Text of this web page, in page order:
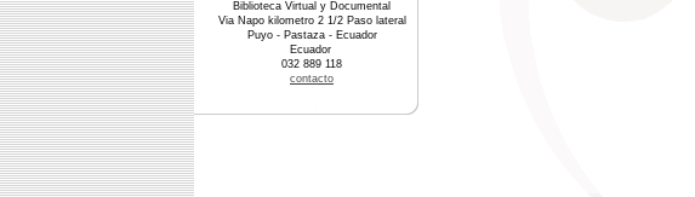
Biblioteca Virtual y Documental
Via Napo kilometro 2 1/2 Paso lateral
Puyo - Pastaza - Ecuador
Ecuador
032 889 118
contacto